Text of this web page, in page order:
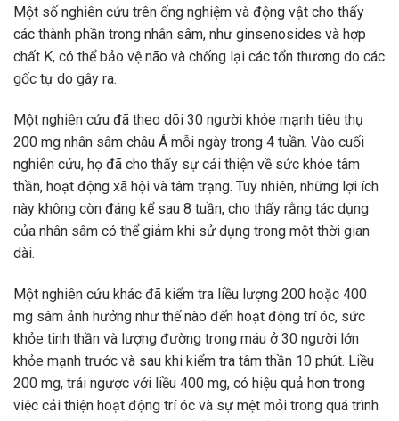
Một số nghiên cứu trên ống nghiệm và động vật cho thấy
các thành phần trong nhân sâm, như ginsenosides và hợp
chất K, có thể bảo vệ não và chống lại các tổn thương do các
gốc tự do gây ra.
Một nghiên cứu đã theo dõi 30 người khỏe mạnh tiêu thụ
200 mg nhân sâm châu Á mỗi ngày trong 4 tuần. Vào cuối
nghiên cứu, họ đã cho thấy sự cải thiện về sức khỏe tâm
thần, hoạt động xã hội và tâm trạng. Tuy nhiên, những lợi ích
này không còn đáng kể sau 8 tuần, cho thấy rằng tác dụng
của nhân sâm có thể giảm khi sử dụng trong một thời gian
dài.
Một nghiên cứu khác đã kiểm tra liều lượng 200 hoặc 400
mg sâm ảnh hưởng như thế nào đến hoạt động trí óc, sức
khỏe tinh thần và lượng đường trong máu ở 30 người lớn
khỏe mạnh trước và sau khi kiểm tra tâm thần 10 phút. Liều
200 mg, trái ngược với liều 400 mg, có hiệu quả hơn trong
việc cải thiện hoạt động trí óc và sự mệt mỏi trong quá trình